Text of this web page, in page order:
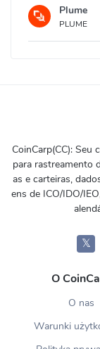
Plume
PLUME
CoinCarp(CC):
para rastreamento
as e carteiras,
ens de ICO/IDO/
𝕏
O
O nas
Warunki